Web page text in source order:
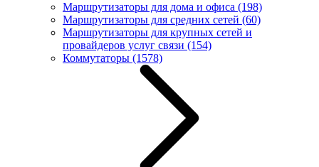
Маршрутизаторы для дома и офиса (198)
Маршрутизаторы для средних сетей (60)
Маршрутизаторы для крупных сетей и
провайдеров услуг связи (154)
Коммутаторы (1578)